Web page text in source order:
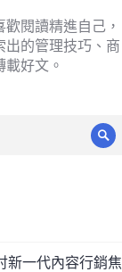
閱讀精進自己，
出的管理技巧、商
好文。
搜
新一代內容行銷焦